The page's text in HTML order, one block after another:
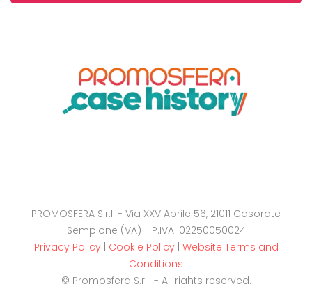
PROMOSFERA S.r.l. - Via XXV Aprile 56, 21011 Casorate
Sempione (VA) - P.IVA: 02250050024
Privacy Policy| Cookie Policy| Website Terms and
Conditions
© Promosfera S.r.l. - All rights reserved.